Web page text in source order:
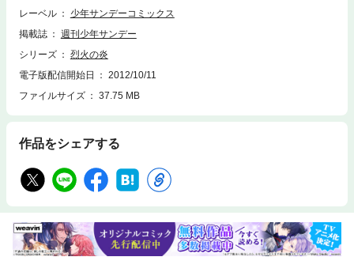
レーベル
少年サンデーコミックス
掲載誌
週刊少年サンデー
シリーズ
烈火の炎
電子版配信開始日
2012/10/11
ファイルサイズ
37.75 MB
作品をシェアする